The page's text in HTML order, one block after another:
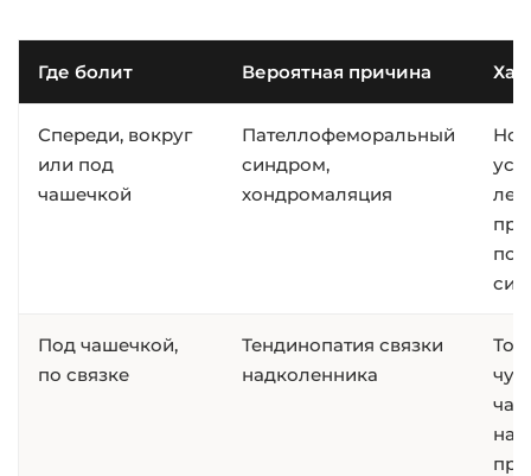
Где болит Вероятная причина
Спереди, вокруг
или под
чашечкой
Пателлофеморальный
синдром,
хондромаляция
Под чашечкой,
по связке
Тендинопатия связки
надколенника